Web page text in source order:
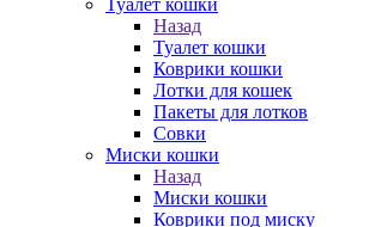
Туалет кошки
Назад
Туалет кошки
Коврики кошки
Лотки для кошек
Пакеты для лотков
Совки
Миски кошки
Назад
Миски кошки
Коврики под миску